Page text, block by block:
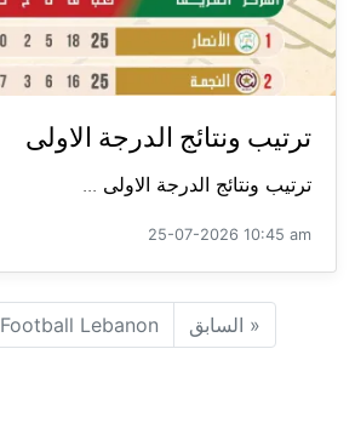
ترتيب ونتائج الدرجة الاولى
ترتيب ونتائج الدرجة الاولى ...
25-07-2026 10:45 am
« السابق Football Lebanon